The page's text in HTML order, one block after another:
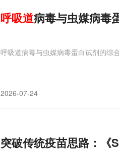
呼吸道病毒与虫媒病毒
呼吸道病毒与虫媒病毒蛋白试剂的综
2026-07-24
突破传统疫苗思路：《